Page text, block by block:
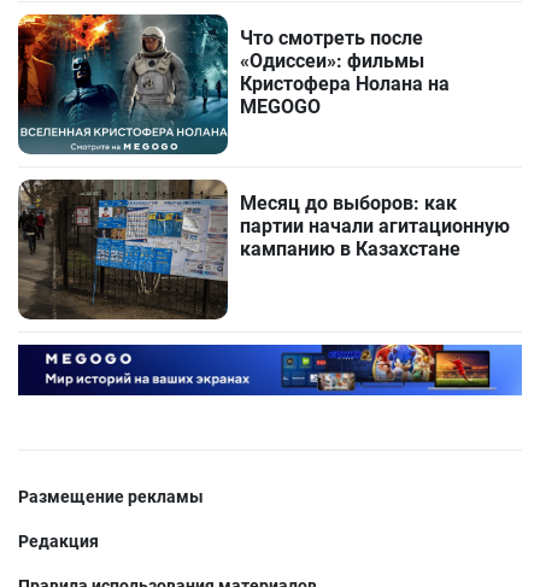
Что смотреть после
«Одиссеи»: фильмы
Кристофера Нолана на
MEGOGO
Месяц до выборов: как
партии начали агитационную
кампанию в Казахстане
Размещение рекламы
Редакция